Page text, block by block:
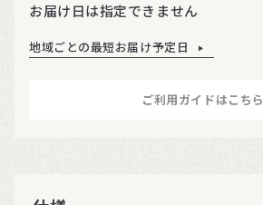
お届け日は指定できません
地域ごとの最短お届け予定日
ご利用ガイドはこちら